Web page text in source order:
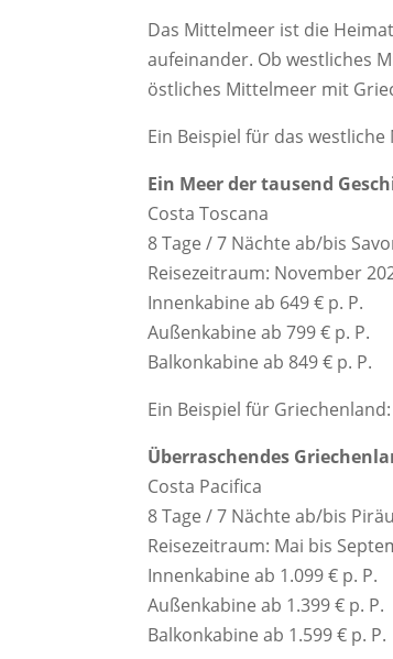
Das Mittelmeer ist die
aufeinander. Ob westliches
östliches Mittelmeer mit
Ein Beispiel für das
Ein Meer der tausend
Costa Toscana
8 Tage / 7 Nächte ab/bis
Reisezeitraum: November
Innenkabine ab 649 € p. P.
Außenkabine ab 799 € p. P.
Balkonkabine ab 849 € p. P.
Ein Beispiel für Griechenland:
Überraschendes
Costa Pacifica
8 Tage / 7 Nächte ab/bis
Reisezeitraum: Mai bis
Innenkabine ab 1.099 € p. P.
Außenkabine ab 1.399 € p. P.
Balkonkabine ab 1.599 € p. P.